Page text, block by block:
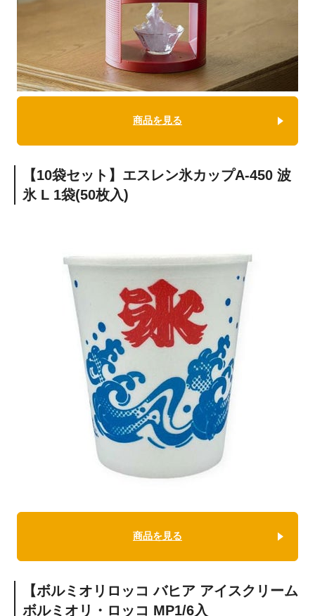
商品を見る
【10袋セット】エスレン氷カップA-450 波
氷 L 1袋(50枚入)
商品を見る
【ボルミオリロッコ バヒア アイスクリーム
ボルミオリ・ロッコ MP1/6入